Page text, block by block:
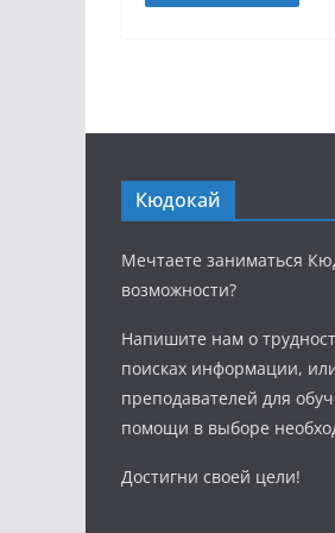
Кюдокай
Мечтаете заниматься
возможности?
Напишите нам о
поисках информации,
преподавателей для
помощи в выборе
Достигни своей цели!